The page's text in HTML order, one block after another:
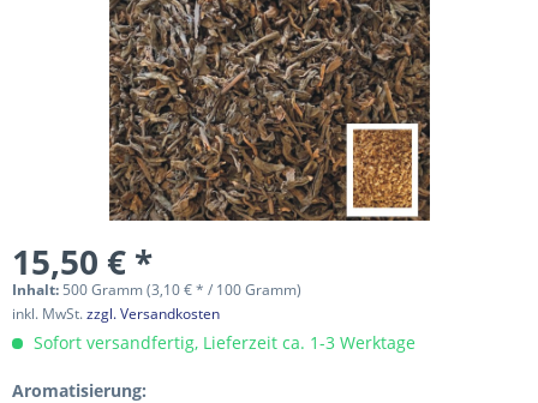
15,50 € *
Inhalt: 500 Gramm (3,10 € * / 100 Gramm)
inkl. MwSt.zzgl. Versandkosten
Sofort versandfertig, Lieferzeit ca. 1-3 Werktage
Aromatisierung: